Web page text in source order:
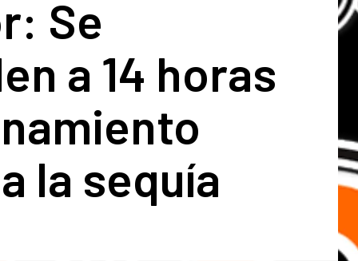
Se
a 14 horas
la sequía